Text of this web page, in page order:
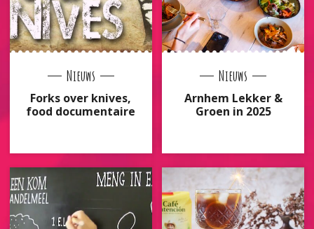
Nieuws
Forks over knives,
food documentaire
Nieuws
Arnhem Lekker &
Groen in 2025